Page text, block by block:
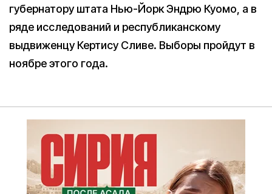
губернатору штата Нью-Йорк Эндрю Куомо, а в
ряде исследований и республиканскому
выдвиженцу Кертису Сливе. Выборы пройдут в
ноябре этого года.